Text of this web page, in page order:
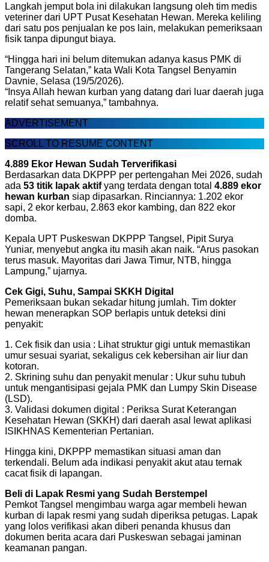
Langkah jemput bola ini dilakukan langsung oleh tim medis
veteriner dari UPT Pusat Kesehatan Hewan. Mereka keliling
dari satu pos penjualan ke pos lain, melakukan pemeriksaan
fisik tanpa dipungut biaya.
“Hingga hari ini belum ditemukan adanya kasus PMK di
Tangerang Selatan,” kata Wali Kota Tangsel Benyamin
Davnie, Selasa (19/5/2026).
“Insya Allah hewan kurban yang datang dari luar daerah juga
relatif sehat semuanya,” tambahnya.
ADVERTISEMENT
SCROLL TO RESUME CONTENT
4.889 Ekor Hewan Sudah Terverifikasi
Berdasarkan data DKPPP per pertengahan Mei 2026, sudah
ada 53 titik lapak aktifyang terdata dengan total 4.889 ekor
hewan kurban siap dipasarkan. Rinciannya: 1.202 ekor
sapi, 2 ekor kerbau, 2.863 ekor kambing, dan 822 ekor
domba.
Kepala UPT Puskeswan DKPPP Tangsel, Pipit Surya
Yuniar, menyebut angka itu masih akan naik. “Arus pasokan
terus masuk. Mayoritas dari Jawa Timur, NTB, hingga
Lampung,” ujarnya.
Cek Gigi, Suhu, Sampai SKKH Digital
Pemeriksaan bukan sekadar hitung jumlah. Tim dokter
hewan menerapkan SOP berlapis untuk deteksi dini
penyakit:
1. Cek fisik dan usia : Lihat struktur gigi untuk memastikan
umur sesuai syariat, sekaligus cek kebersihan air liur dan
kotoran.
2. Skrining suhu dan penyakit menular : Ukur suhu tubuh
untuk mengantisipasi gejala PMK dan Lumpy Skin Disease
(LSD).
3. Validasi dokumen digital : Periksa Surat Keterangan
Kesehatan Hewan (SKKH) dari daerah asal lewat aplikasi
ISIKHNAS Kementerian Pertanian.
Hingga kini, DKPPP memastikan situasi aman dan
terkendali. Belum ada indikasi penyakit akut atau ternak
cacat fisik di lapangan.
Beli di Lapak Resmi yang Sudah Berstempel
Pemkot Tangsel mengimbau warga agar membeli hewan
kurban di lapak resmi yang sudah diperiksa petugas. Lapak
yang lolos verifikasi akan diberi penanda khusus dan
dokumen berita acara dari Puskeswan sebagai jaminan
keamanan pangan.